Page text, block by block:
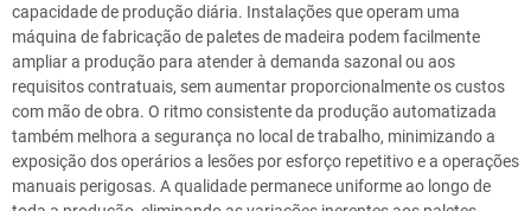
capacidade de produção diária. Instalações que operam uma
máquina de fabricação de paletes de madeira podem facilmente
ampliar a produção para atender à demanda sazonal ou aos
requisitos contratuais, sem aumentar proporcionalmente os custos
com mão de obra. O ritmo consistente da produção automatizada
também melhora a segurança no local de trabalho, minimizando a
exposição dos operários a lesões por esforço repetitivo e a operações
manuais perigosas. A qualidade permanece uniforme ao longo de